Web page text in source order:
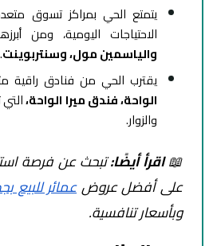
يتمتع الحي بمراكز تسوق
الاحتياجات اليومية، ومن
والياسمين مول، وسنتربوينت.
يقترب الحي من فنادق راقية
الواحة، فندق ميرا الواحة،
والزوار.
📖اقرأ أيضًا:تبحث عن فرصة
على أفضل عروضعمائر للبيع
وبأسعار تنافسية.